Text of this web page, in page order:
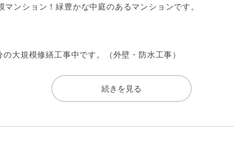
ンション！緑豊かな中庭のあるマンションです。
大規模修繕工事中です。（外壁・防水工事）
ク付マンションです。
れる宅配ボックス付き。荷物の受け取りが多い方に便利な
続きを見る